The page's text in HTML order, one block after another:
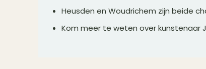
Heusden en Woudrichem zijn beide
Kom meer te weten over kunstenaar